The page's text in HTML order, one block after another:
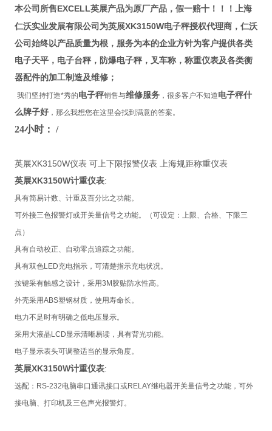
本公司所售EXCELL英展产品为原厂产品，假一赔十！！！上海
仁沃实业发展有限公司为英展XK3150W电子秤授权代理商，仁沃
公司始终以产品质量为根，服务为本的企业方针为客户提供各类
电子天平，电子台秤，防爆电子秤，叉车称，称重仪表及各类衡
器配件的加工制造及维修；
我们坚持打造*秀的电子秤销售与维修服务，很多客户不知道电子秤什
么牌子好，那么我想您在这里会找到满意的答案。
24小时： /
英展XK3150W仪表 可上下限报警仪表 上海规距称重仪表
英展XK3150W计重仪表:
具有简易计数、计重及百分比之功能。
可外接三色报警灯或开关量信号之功能。（可设定：上限、合格、下限三
点）
具有自动校正、自动零点追踪之功能。
具有双色LED充电指示，可清楚指示充电状况。
按键采有触感之设计，采用3M 胶贴防水性高。
外壳采用ABS塑钢材质，使用寿命长。
电力不足时有明确之低电压显示。
采用大液晶 LCD显示清晰易读，具有背光功能。
电子显示表头可调整适当的显示角度。
英展XK3150W计重仪表:
选配： RS-232电脑串口通讯接口或RELAY继电器开关量信号之功能，可外
接电脑、打印机及三色声光报警灯。